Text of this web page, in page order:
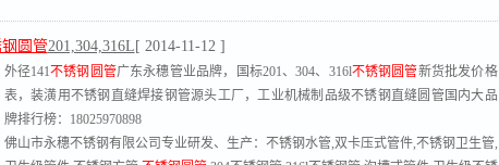
圆管201,304,316L [ 2014-11-12 ]
外径141不锈钢圆管广东永穗管业品牌，国标201、304、316l不锈钢圆管新货批发价格
表，装潢用不锈钢直缝焊接钢管源头工厂，工业机械制品级不锈钢直缝圆管国内大品
牌排行榜：18025970898
佛山市永穗不锈钢有限公司专业研发、生产：不锈钢水管,双卡压式管件,不锈钢卫生管,